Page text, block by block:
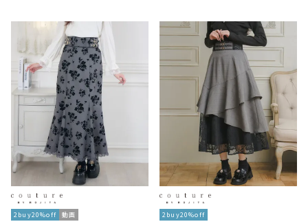
2buy20%off 動画 2buy20%off